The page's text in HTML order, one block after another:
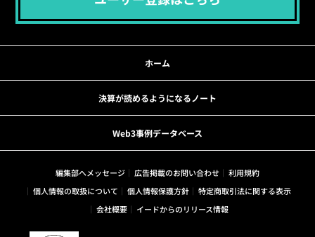
ホーム
決算が読めるようになるノート
Web3事例データベース
編集部へメッセージ 広告掲載のお問い合わせ
利用規約
個人情報の取扱について
個人情報保護方針
特定商取引法に関する表示
会社概要
イードからのリリース情報